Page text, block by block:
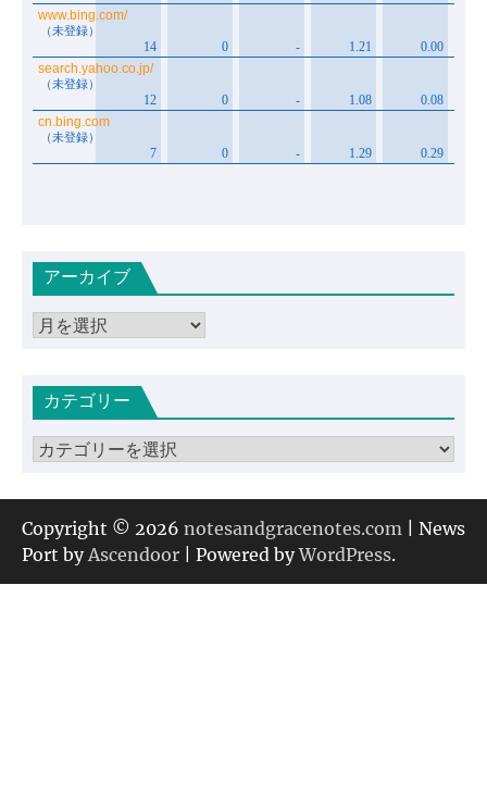
アーカイブ
ア
イカテゴリー
カ
ゴ
リ
ー
Copyright © 2026 notesandgracenotes.com | News
Port by Ascendoor | Powered byWordPress.